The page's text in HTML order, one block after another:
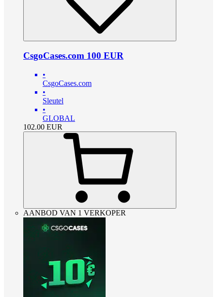
CsgoCases.com 100 EUR
•
CsgoCases.com
•
Sleutel
•
GLOBAL
102.00 EUR
AANBOD VAN 1 VERKOPER